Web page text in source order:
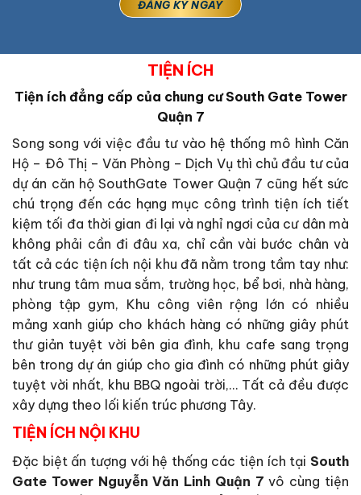
TIỆN ÍCH
Tiện ích đẳng cấp của chung cư South Gate Tower
Quận 7
Song song với việc đầu tư vào hệ thống mô hình Căn
Hộ – Đô Thị – Văn Phòng – Dịch Vụ thì chủ đầu tư của
dự án căn hộ SouthGate Tower Quận 7 cũng hết sức
chú trọng đến các hạng mục công trình tiện ích tiết
kiệm tối đa thời gian đi lại và nghỉ ngơi của cư dân mà
không phải cần đi đâu xa, chỉ cần vài bước chân và
tất cả các tiện ích nội khu đã nằm trong tầm tay như:
như trung tâm mua sắm, trường học, bể bơi, nhà hàng,
phòng tập gym, Khu công viên rộng lớn có nhiều
mảng xanh giúp cho khách hàng có những giây phút
thư giản tuyệt vời bên gia đình, khu cafe sang trọng
bên trong dự án giúp cho gia đình có những phút giây
tuyệt vời nhất, khu BBQ ngoài trời,… Tất cả đều được
xây dựng theo lối kiến trúc phương Tây.
TIỆN ÍCH NỘI KHU
Đặc biệt ấn tượng với hệ thống các tiện ích tại South
Gate Tower Nguyễn Văn Linh Quận 7 vô cùng tiện